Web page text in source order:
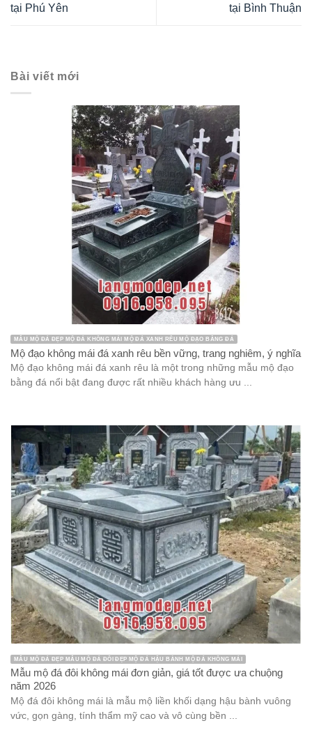
tại Phú Yên tại Bình Thuận
Bài viết mới
MẪU MỘ ĐÁ ĐẸP MỘ ĐÁ KHÔNG MÁI MỘ ĐÁ XANH RÊU MỘ ĐẠO BẰNG ĐÁ
Mộ đạo không mái đá xanh rêu bền vững, trang nghiêm, ý nghĩa
Mộ đạo không mái đá xanh rêu là một trong những mẫu mộ đạo
bằng đá nổi bật đang được rất nhiều khách hàng ưu ...
MẪU MỘ ĐÁ ĐẸP MẪU MỘ ĐÁ ĐÔI ĐẸP MỘ ĐÁ HẬU BÀNH MỘ ĐÁ KHÔNG MÁI
Mẫu mộ đá đôi không mái đơn giản, giá tốt được ưa chuộng
năm 2026
Mộ đá đôi không mái là mẫu mộ liền khối dạng hậu bành vuông
vức, gọn gàng, tính thẩm mỹ cao và vô cùng bền ...